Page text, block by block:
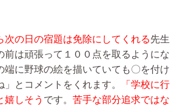
次の日の宿題は免除にしてくれる先生
前は頑張って１００点を取るようにな
端に野球の絵を描いていても〇を付け
とコメントをくれます。
「学校に行
嬉しそう です。 苦手な部分追求ではな